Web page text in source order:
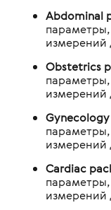
Abdominal
измерений
Obstetrics
измерений
измерений
Cardiac
измерений